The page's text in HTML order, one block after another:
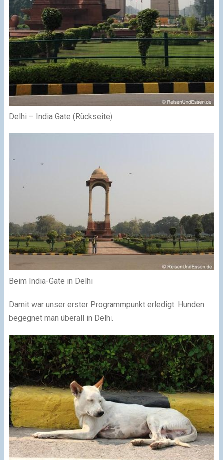
Delhi – India Gate (Rückseite)
Beim India-Gate in Delhi
Damit war unser erster Programmpunkt erledigt. Hunden
begegnet man überall in Delhi.